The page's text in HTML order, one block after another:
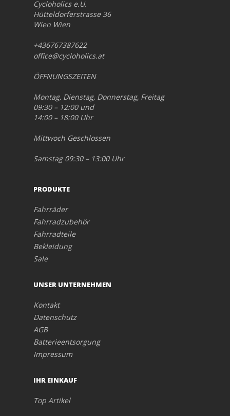
Cycloholics e.U.
Hütteldorferstrasse 36
Wien Wien
+436767387622
office@cycloholics.at
ÖFFNUNGSZEITEN
Montag, Dienstag, Donnerstag, Freitag
09:30 – 12:00 und
14:00 – 18:00 Uhr
Mittwoch Geschlossen
Samstag 09:30 – 13:00 Uhr
PRODUKTE
Fahrräder
Fahrradzubehör
Fahrradteile
Bekleidung
Sale
UNSER UNTERNEHMEN
Kontakt
Datenschutz
AGB
Batterieentsorgung
Impressum
IHR EINKAUF
Top Artikel